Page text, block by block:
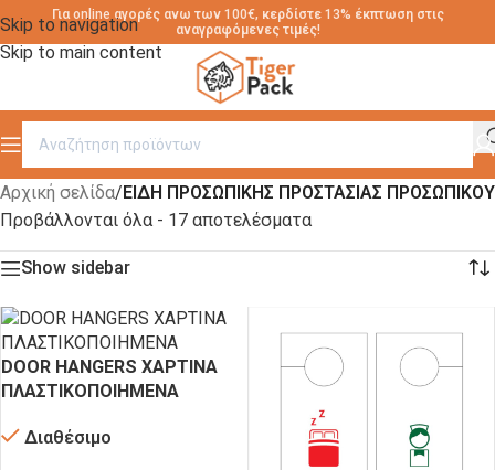
Skip to navigation
Skip to main content
Για online αγορές ανω των 100€, κερδίστε 13% έκπτωση στις
αναγραφόμενες τιμές!
Αρχική σελίδα/ΕΙΔΗ ΠΡΟΣΩΠΙΚΗΣ ΠΡΟΣΤΑΣΙΑΣ ΠΡΟΣΩΠΙΚΟΥ
Προβάλλονται όλα - 17 αποτελέσματα
Show sidebar
DOOR HANGERS ΧΑΡΤΙΝΑ
ΠΛΑΣΤΙΚΟΠΟΙΗΜΕΝΑ
Διαθέσιμο